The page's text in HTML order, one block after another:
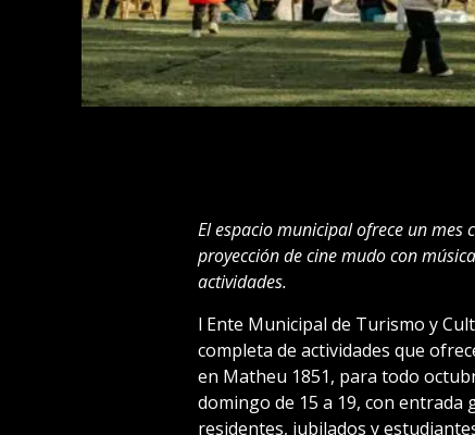
El espacio municipal ofrece un mes
proyección de cine mudo con
actividades.
l Ente Municipal de Turismo y
completa de actividades que
en Matheu 1851, para todo
domingo de 15 a 19, con entrada
residentes, jubilados y